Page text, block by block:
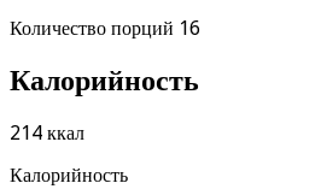
Количество порций 16
Калорийность
214 ккал
Калорийность